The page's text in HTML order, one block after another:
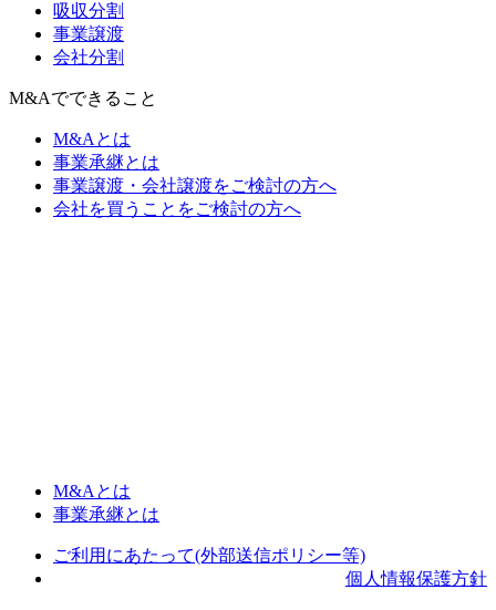
吸収分割
事業譲渡
会社分割
M&Aでできること
M&Aとは
事業承継とは
事業譲渡・会社譲渡をご検討の方へ
会社を買うことをご検討の方へ
M&Aとは
事業承継とは
ご利用にあたって(外部送信ポリシー等)
個人情報保護方針